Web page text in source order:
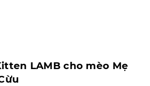
LAMB cho mèo Mẹ